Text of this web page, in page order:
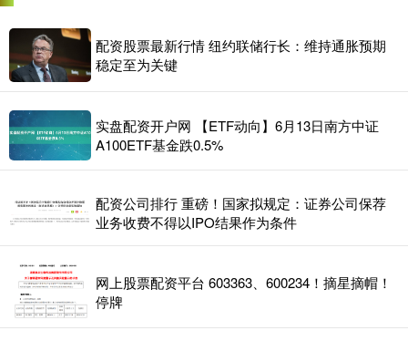
配资股票最新行情 纽约联储行长：维持通胀预期
稳定至为关键
实盘配资开户网 【ETF动向】6月13日南方中证
A100ETF基金跌0.5%
配资公司排行 重磅！国家拟规定：证券公司保荐
业务收费不得以IPO结果作为条件
网上股票配资平台 603363、600234！摘星摘帽！
停牌